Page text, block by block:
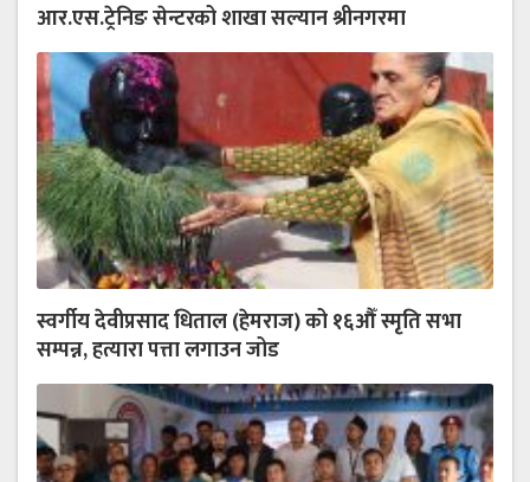
आर.एस.ट्रेनिङ सेन्टरको शाखा सल्यान श्रीनगरमा
स्वर्गीय देवीप्रसाद धिताल (हेमराज) को १६औँ स्मृति सभा
सम्पन्न, हत्यारा पत्ता लगाउन जोड